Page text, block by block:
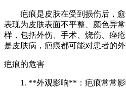
疤痕是皮肤在受到损伤后，愈
表现为皮肤表面不平整、颜色异
样，包括外伤、手术、烧伤、痤
是皮肤病，疤痕都可能对患者的
疤痕的危害
1. **外观影响**：疤痕常常影